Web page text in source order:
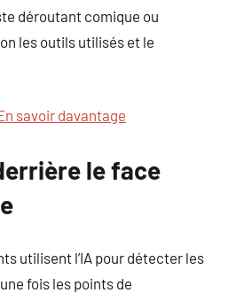
déroutant comique ou
les outils utilisés et le
savoir davantage
le face
utilisent l’IA pour détecter les
fois les points de